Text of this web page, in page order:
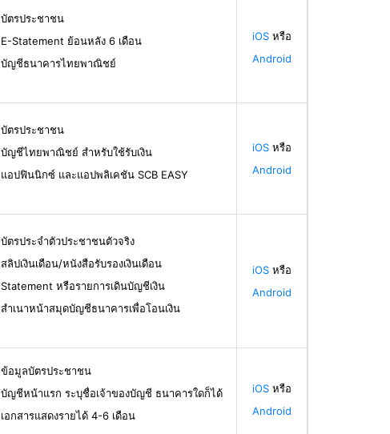
บัตรประชาชน
E-Statement ย้อนหลัง 6 เดือน
บัญชีธนาคารไทยพาณิชย์
iOS หรือ
Android
บัตรประชาชน
บัญชีไทยพาณิชย์ สำหรับใช้รับเงิน
แอปฟินนิกซ์ และแอปพลิเคชัน SCB EASY
iOS หรือ
Android
บัตรประจำตัวประชาชนตัวจริง
สลิปเงินเดือน/หนังสือรับรองเงินเดือน
Statement หรือรายการเดินบัญชีเงิน
สำเนาหน้าสมุดบัญชีธนาคารเพื่อโอนเงิน
iOS หรือ
Android
ข้อมูลบัตรประชาชน
บัญชีหน้าแรก ระบุชื่อเจ้าของบัญชี ธนาคารใดก็ได้
เอกสารแสดงรายได้ 4-6 เดือน
iOS หรือ
Android